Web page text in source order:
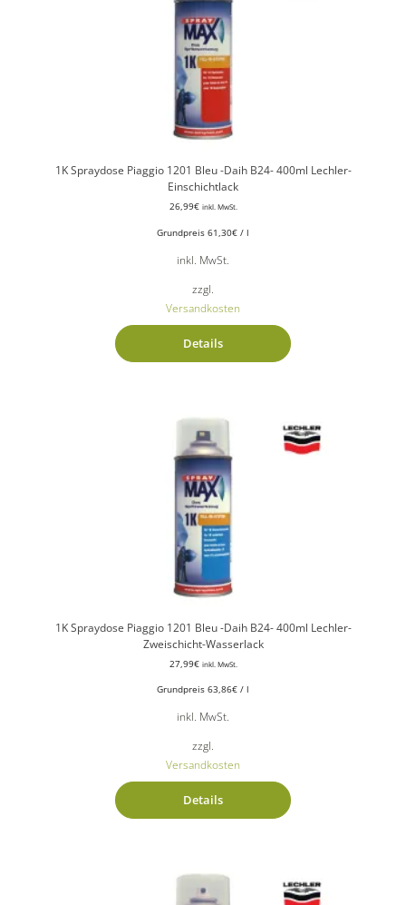
1K Spraydose Piaggio 1201 Bleu -Daih B24- 400ml Lechler-
Einschichtlack
26,99€ inkl. MwSt.
Grundpreis 61,30€ / l
inkl. MwSt.
zzgl.
Versandkosten
Details
1K Spraydose Piaggio 1201 Bleu -Daih B24- 400ml Lechler-
Zweischicht-Wasserlack
27,99€ inkl. MwSt.
Grundpreis 63,86€ / l
inkl. MwSt.
zzgl.
Versandkosten
Details